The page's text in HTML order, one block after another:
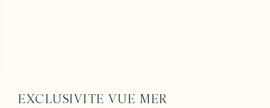
EXCLUSIVITE VUE MER